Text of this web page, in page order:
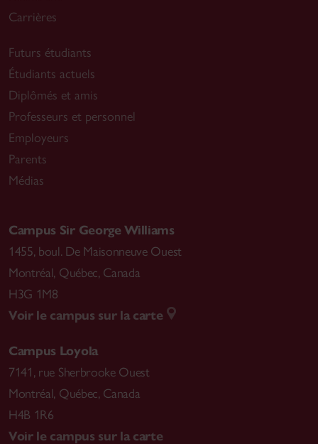
Carrières
Futurs étudiants
Étudiants actuels
Diplômés et amis
Professeurs et personnel
Employeurs
Parents
Médias
Campus Sir George Williams
1455, boul. De Maisonneuve Ouest
Montréal, Québec, Canada
H3G 1M8
Voir le campus sur la carte
Campus Loyola
7141, rue Sherbrooke Ouest
Montréal, Québec, Canada
H4B 1R6
Voir le campus sur la carte